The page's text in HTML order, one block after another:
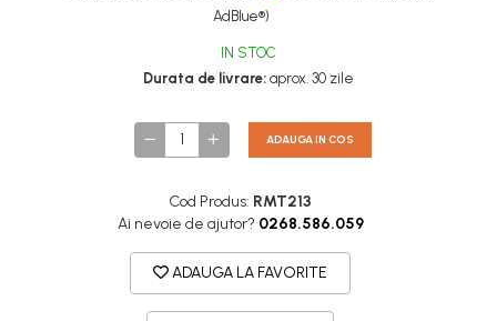
AdBlue®)
IN STOC
Durata de livrare: aprox. 30 zile
ADAUGA IN COS
Cod Produs: RMT213
Ai nevoie de ajutor? 0268.586.059
ADAUGA LA FAVORITE